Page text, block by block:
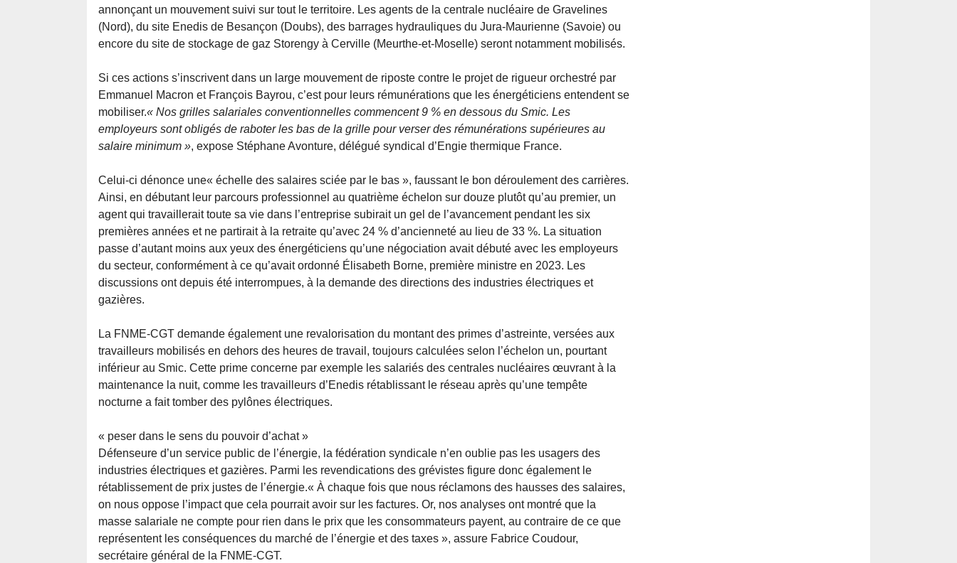
annonçant un mouvement suivi sur tout le territoire. Les agents de la centrale nucléaire de Gravelines
(Nord), du site Enedis de Besançon (Doubs), des barrages hydrauliques du Jura-Maurienne (Savoie) ou
encore du site de stockage de gaz Storengy à Cerville (Meurthe-et-Moselle) seront notamment­ mobilisés.
Si ces actions s’inscrivent dans un large mouvement de riposte contre le projet de rigueur orchestré par
Emmanuel Macron et François Bayrou, c’est pour leurs rémunérations que les énergéticiens entendent se
mobiliser.« Nos grilles salariales conventionnelles commencent 9 % en dessous du Smic. Les
employeurs sont obligés de raboter les bas de la grille pour verser des rémunérations supérieures au
salaire minimum », expose Stéphane Avonture, délégué syndical d’Engie thermique France.
Celui-ci dénonce une« échelle des salaires sciée par le bas », faussant le bon déroulement des carrières.
Ainsi, en débutant leur parcours professionnel au quatrième échelon sur douze plutôt qu’au premier, un
agent qui travaillerait toute sa vie dans l’entreprise subirait un gel de l’avancement pendant les six
premières années et ne partirait à la retraite qu’avec 24 % d’ancienneté au lieu de 33 %. La situation
passe d’autant moins aux yeux des énergéticiens qu’une négociation avait débuté avec les employeurs
du secteur, conformément à ce qu’avait ordonné Élisabeth Borne, première ministre en 2023. Les
discussions ont depuis été interrompues, à la demande des directions des industries électriques et
gazières.
La FNME-CGT demande également une revalorisation du montant des primes d’astreinte, versées aux
travailleurs mobilisés en dehors des heures de travail, toujours calculées selon l’échelon un, pourtant
inférieur au Smic. Cette prime concerne par exemple les salariés des centrales nucléaires œuvrant à la
maintenance la nuit, comme les travailleurs d’Enedis rétablissant le réseau après qu’une tempête
nocturne a fait tomber des pylônes électriques.
« peser dans le sens du pouvoir d’achat »
Défenseure d’un service public de l’énergie, la fédération syndicale n’en oublie pas les usagers des
industries électriques et gazières. Parmi les revendications des grévistes figure donc également le
rétablissement de prix justes de l’énergie.« À chaque fois que nous réclamons des hausses des salaires,
on nous oppose l’impact que cela pourrait avoir sur les factures. Or, nos analyses ont montré que la
masse salariale ne compte pour rien dans le prix que les consommateurs payent, au contraire de ce que
représentent les conséquences du marché de l’énergie et des taxes », assure Fabrice Coudour,
secrétaire général de la FNME-CGT.